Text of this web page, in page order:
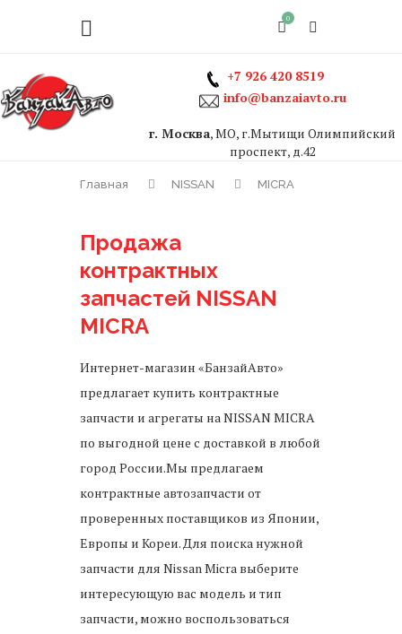
0
+7 926 420 8519
info@banzaiavto.ru
г. Москва, МО, г.Мытищи Олимпийский
проспект, д.42
Главная NISSAN MICRA
Продажа
контрактных
запчастей NISSAN
MICRA
Интернет-магазин «БанзайАвто»
предлагает купить контрактные
запчасти и агрегаты на NISSAN MICRA
по выгодной цене с доставкой в любой
город России.Мы предлагаем
контрактные автозапчасти от
проверенных поставщиков из Японии,
Европы и Кореи. Для поиска нужной
запчасти для Nissan Micra выберите
интересующую вас модель и тип
запчасти, можно воспользоваться